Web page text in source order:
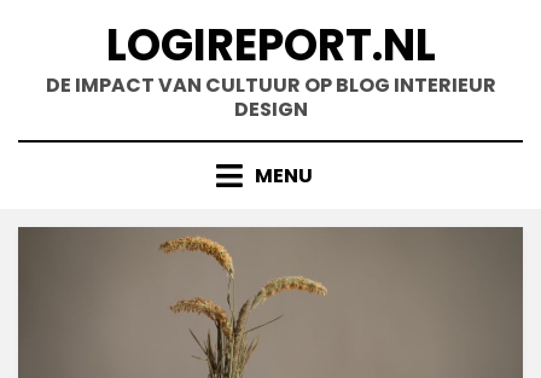
inhoud
LOGIREPORT.NL
DE IMPACT VAN CULTUUR OP BLOG INTERIEUR
DESIGN
MENU